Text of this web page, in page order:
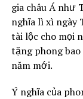
gia châu Á như
nghĩa lì xì ngày
tài lộc cho mọi
tặng phong
năm mới.
Ý nghĩa của